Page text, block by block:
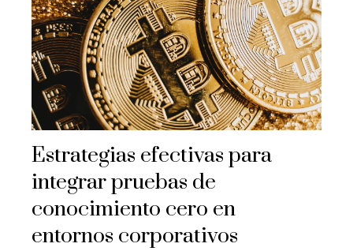
Estrategias efectivas para
integrar pruebas de
conocimiento cero en
entornos corporativos